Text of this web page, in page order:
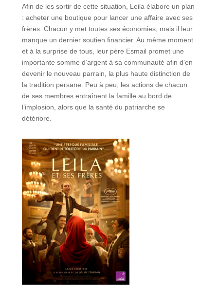
Afin de les sortir de cette situation, Leila élabore un plan
: acheter une boutique pour lancer une affaire avec ses
frères. Chacun y met toutes ses économies, mais il leur
manque un dernier soutien financier. Au même moment
et à la surprise de tous, leur père Esmail promet une
importante somme d’argent à sa communauté afin d’en
devenir le nouveau parrain, la plus haute distinction de
la tradition persane. Peu à peu, les actions de chacun
de ses membres entraînent la famille au bord de
l’implosion, alors que la santé du patriarche se
détériore.